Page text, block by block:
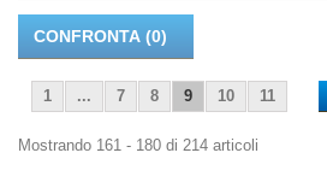
CONFRONTA (0)
1 ... 7 8 9 10 11
Mostrando 161 - 180 di 214 articoli